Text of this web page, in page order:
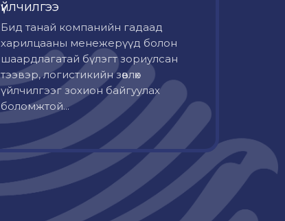
үйлчилгээ
Бид танай компанийн гадаад
харилцааны менежерүүд болон
шаардлагатай бүлэгт зориулсан
тээвэр, логистикийн зөвлөх
үйлчилгээг зохион байгуулах
боломжтой...